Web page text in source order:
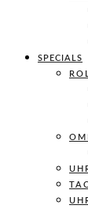
SPECIALS